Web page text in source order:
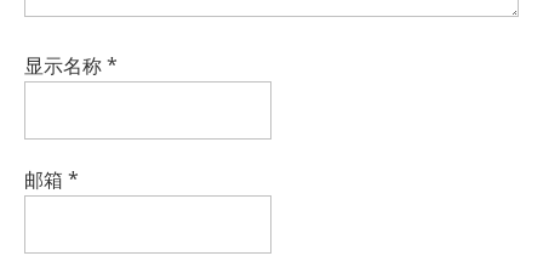
显示名称*
邮箱 *